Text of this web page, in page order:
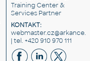
Training Center &
Services Partner
KONTAKT:
| tel. +420 910 970 111